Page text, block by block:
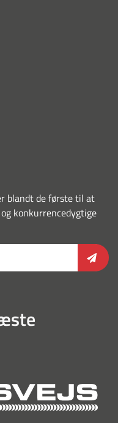
blandt de første til at
konkurrencedygtige